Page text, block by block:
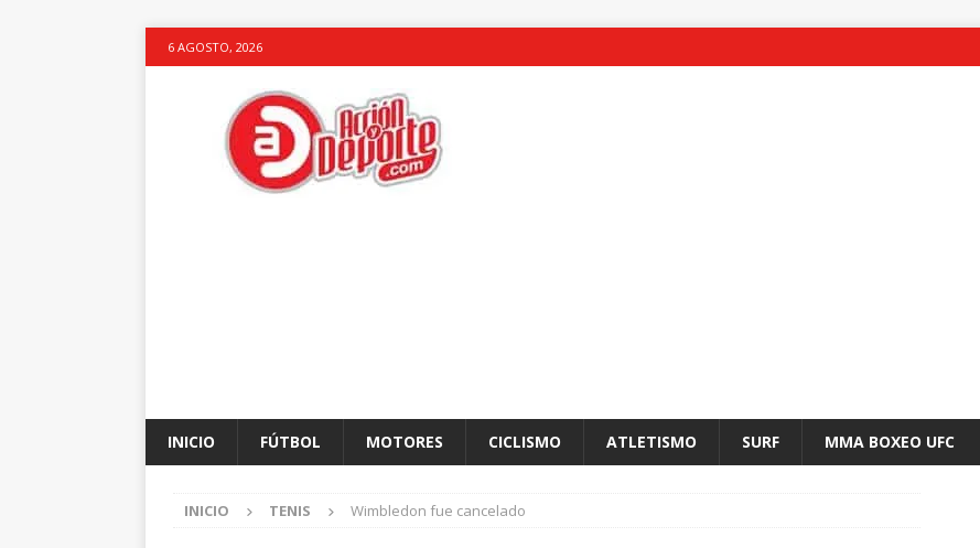
6 AGOSTO, 2026
INICIO FÚTBOL MOTORES CICLISMO ATLETISMO SURF MMA BOXEO UFC
INICIO TENIS Wimbledon fue cancelado